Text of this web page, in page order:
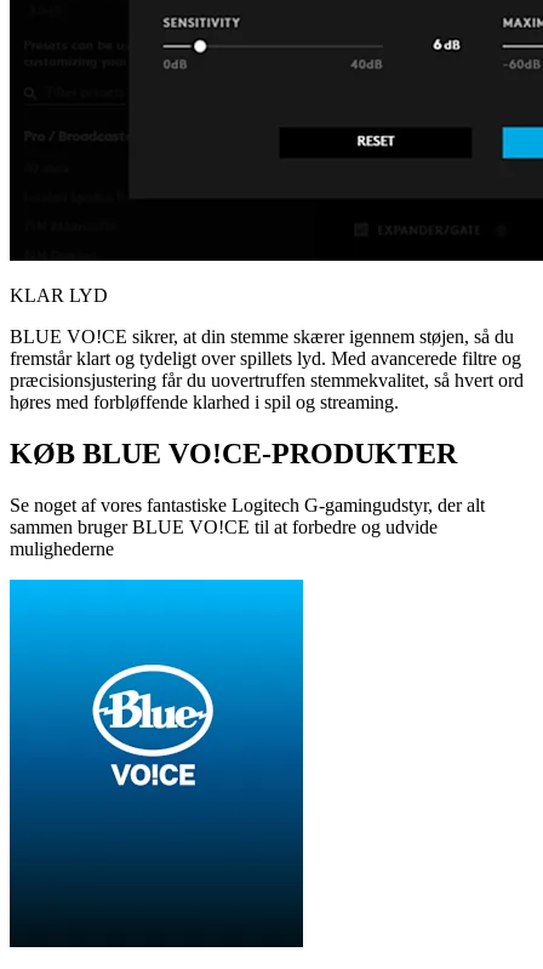
KLAR LYD
BLUE VO!CE sikrer, at din stemme skærer igennem støjen, så du
fremstår klart og tydeligt over spillets lyd. Med avancerede filtre og
præcisionsjustering får du uovertruffen stemmekvalitet, så hvert ord
høres med forbløffende klarhed i spil og streaming.
KØB BLUE VO!CE-PRODUKTER
Se noget af vores fantastiske Logitech G-gamingudstyr, der alt
sammen bruger BLUE VO!CE til at forbedre og udvide
mulighederne